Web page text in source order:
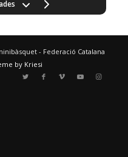
- Federació Catalana
by Kriesi